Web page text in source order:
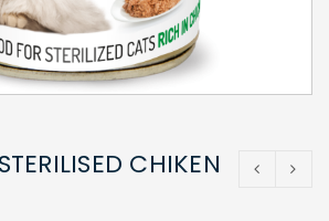
CHIKEN